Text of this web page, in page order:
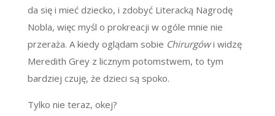
da się i mieć dziecko, i zdobyć Literacką Nagrodę
Nobla, więc myśl o prokreacji w ogóle mnie nie
przeraża. A kiedy oglądam sobie Chirurgówi widzę
Meredith Grey z licznym potomstwem, to tym
bardziej czuję, że dzieci są spoko.
Tylko nie teraz, okej?